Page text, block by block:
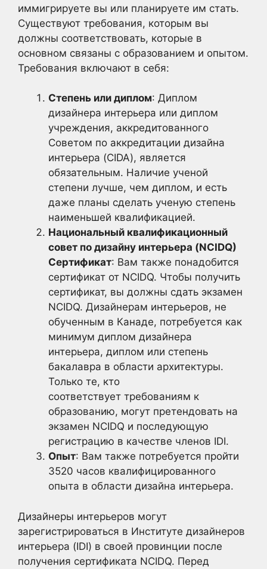
иммигрируете вы или планируете им стать.
Существуют требования, которым вы
должны соответствовать, которые в
основном связаны с образованием и опытом.
Требования включают в себя:
Степень или диплом: Диплом
дизайнера интерьера или диплом
учреждения, аккредитованного
Советом по аккредитации дизайна
интерьера (CIDA), является
обязательным. Наличие ученой
степени лучше, чем диплом, и есть
даже планы сделать ученую степень
наименьшей квалификацией.
Национальный квалификационный
совет по дизайну интерьера (NCIDQ)
Сертификат: Вам также понадобится
сертификат от NCIDQ. Чтобы получить
сертификат, вы должны сдать экзамен
NCIDQ. Дизайнерам интерьеров, не
обученным в Канаде, потребуется как
минимум диплом дизайнера
интерьера, диплом или степень
бакалавра в области архитектуры.
Только те, кто
соответствует требованиям к
образованию, могут претендовать на
экзамен NCIDQ и последующую
регистрацию в качестве членов IDI.
Опыт: Вам также потребуется пройти
3520 часов квалифицированного
опыта в области дизайна интерьера.
Дизайнеры интерьеров могут
зарегистрироваться в Институте дизайнеров
интерьера (IDI) в своей провинции после
получения сертификата NCIDQ. Перед